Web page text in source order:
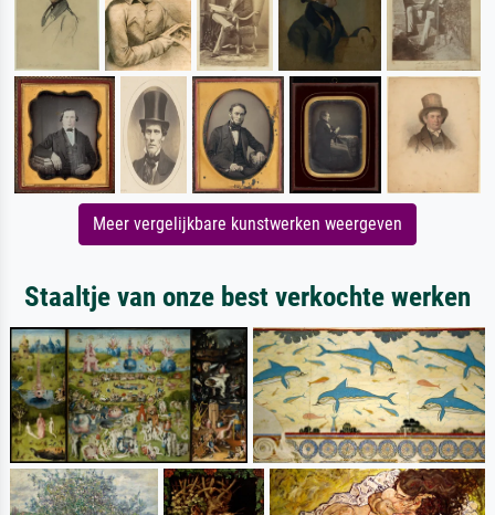
Meer vergelijkbare kunstwerken weergeven
Staaltje van onze best verkochte werken